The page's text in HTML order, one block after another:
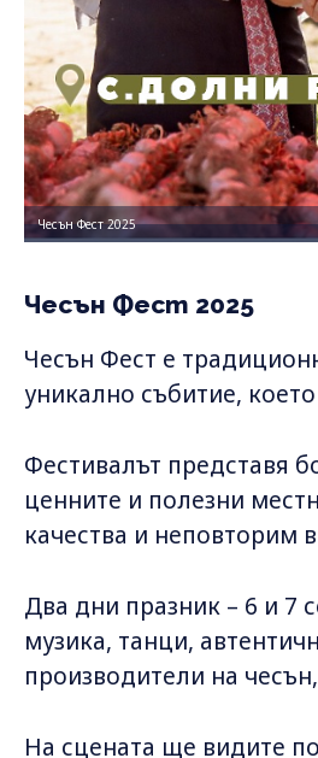
Чесън Фест 2025
Чесън Фест 2025
Чесън Фест е
уникално събитие,
Фестивалът представя
ценните и полезни
качества и неповторим
Два дни празник – 6 и 7
музика, танци,
производители на
На сцената ще видите